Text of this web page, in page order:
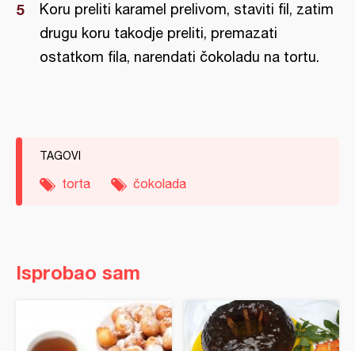
Koru preliti karamel prelivom, staviti fil, zatim
drugu koru takodje preliti, premazati
ostatkom fila, narendati čokoladu na tortu.
TAGOVI
torta čokolada
Isprobao sam